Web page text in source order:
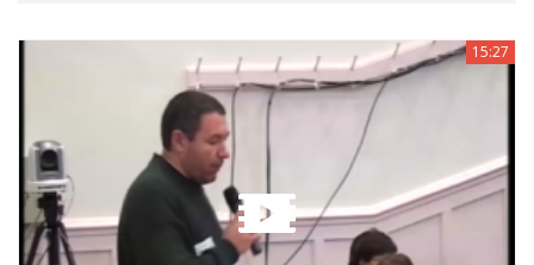
15:27